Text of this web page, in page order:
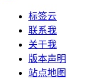
标签云
联系我
关于我
版本声明
站点地图